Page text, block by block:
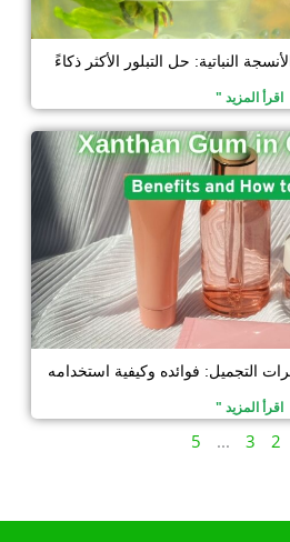
النباتية: حل التبلور الأكثر ذكاءً
اقرأ المزيد "
التجميل: فوائده وكيفية استخدامه
اقرأ المزيد "
2
3
...
5